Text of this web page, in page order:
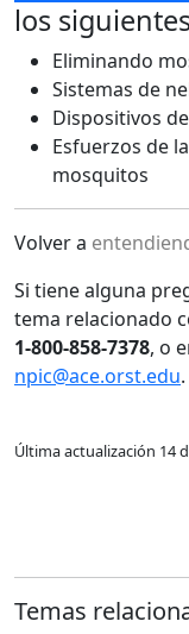
los
Eliminando
Sistemas de
Dispositivos
Esfuerzos de
mosquitos
Volver a
Si tiene alguna
tema relacionado
1-800-858-7378, o
npic@ace.orst.edu.
Última actualización 14
Temas